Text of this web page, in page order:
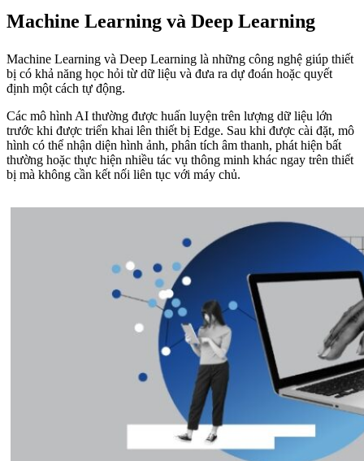
Machine Learning và Deep Learning
Machine Learning và Deep Learning là những công nghệ giúp thiết
bị có khả năng học hỏi từ dữ liệu và đưa ra dự đoán hoặc quyết
định một cách tự động.
Các mô hình AI thường được huấn luyện trên lượng dữ liệu lớn
trước khi được triển khai lên thiết bị Edge. Sau khi được cài đặt, mô
hình có thể nhận diện hình ảnh, phân tích âm thanh, phát hiện bất
thường hoặc thực hiện nhiều tác vụ thông minh khác ngay trên thiết
bị mà không cần kết nối liên tục với máy chủ.